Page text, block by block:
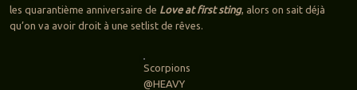
les quarantième anniversaire de Love at first sting, alors on sait déjà
qu’on va avoir droit à une setlist de rêves.
Scorpions
@HEAVY